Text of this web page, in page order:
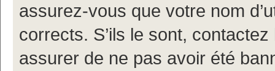
assurez-vous que votre nom
corrects. S’ils le sont,
assurer de ne pas avoir été